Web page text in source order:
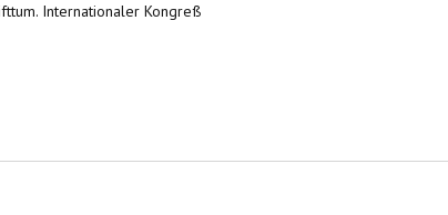
Internationaler Kongreß